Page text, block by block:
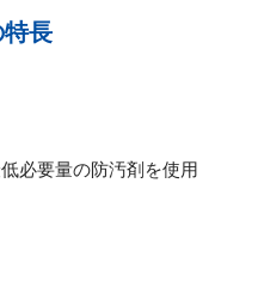
長
必要量の防汚剤を使用